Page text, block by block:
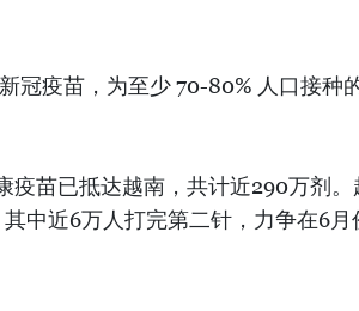
冠疫苗，为至少 70-80% 人口接种
疫苗已抵达越南，共计近290万剂
中近6万人打完第二针，力争在6月